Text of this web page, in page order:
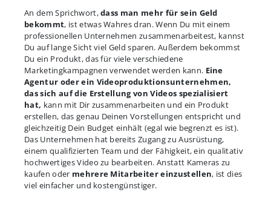
An dem Sprichwort,dass man mehr für sein Geld
bekommt, ist etwas Wahres dran. Wenn Du mit einem
professionellen Unternehmen zusammenarbeitest, kannst
Du auf lange Sicht viel Geld sparen. Außerdem bekommst
Du ein Produkt, das für viele verschiedene
Marketingkampagnen verwendet werden kann. Eine
Agentur oder ein Videoproduktionsunternehmen,
das sich auf die Erstellung von Videos spezialisiert
hat, kann mit Dir zusammenarbeiten und ein Produkt
erstellen, das genau Deinen Vorstellungen entspricht und
gleichzeitig Dein Budget einhält (egal wie begrenzt es ist).
Das Unternehmen hat bereits Zugang zu Ausrüstung,
einem qualifizierten Team und der Fähigkeit, ein qualitativ
hochwertiges Video zu bearbeiten. Anstatt Kameras zu
kaufen oder mehrere Mitarbeiter einzustellen, ist dies
viel einfacher und kostengünstiger.